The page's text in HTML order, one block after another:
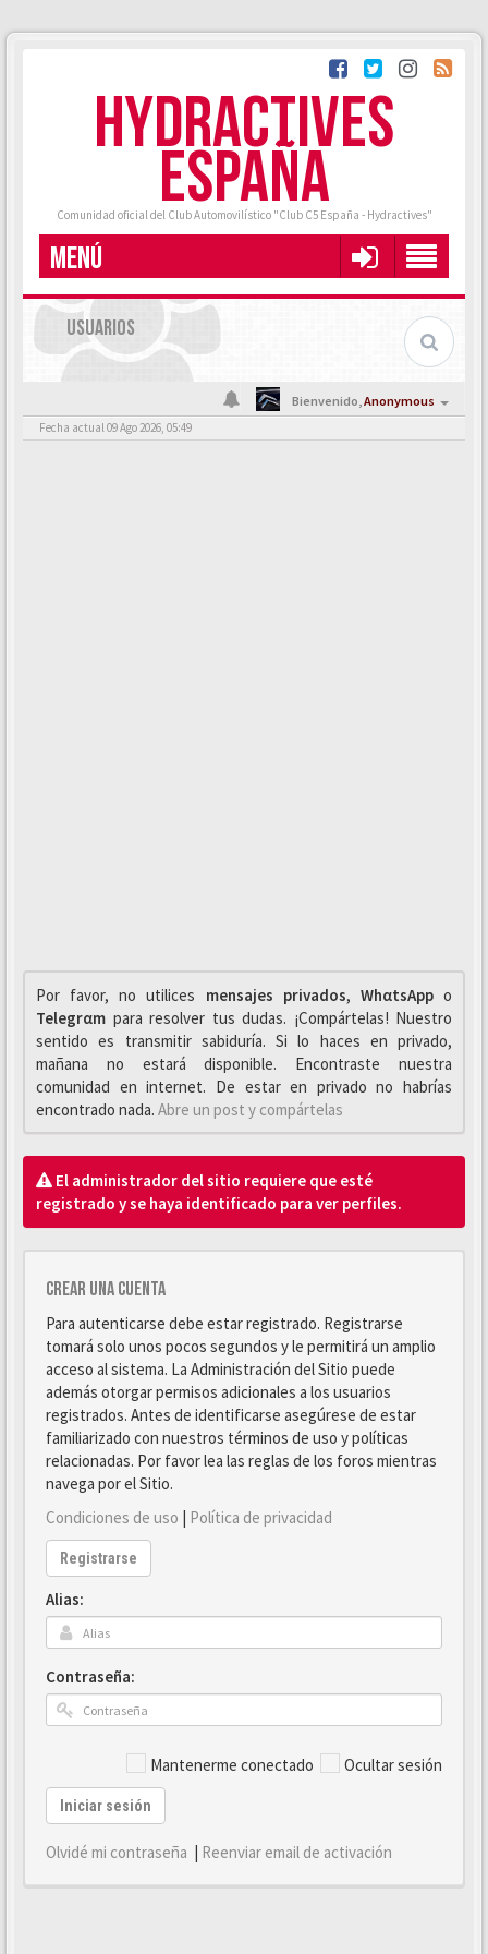
HYDRACTIVES
ESPAÑA
Comunidad oficial del Club Automovilístico "Club C5 España - Hydractives"
MENÚ
USUARIOS
Bienvenido,Anonymous
Fecha actual 09 Ago 2026, 05:49
Por favor, no utilices mensajes privados, WhαtsAppo
Telegrαm para resolver tus dudas. ¡Compártelas! Nuestro
sentido es transmitir sabiduría. Si lo haces en privado,
mañana no estará disponible. Encontraste nuestra
comunidad en internet. De estar en privado no habrías
encontrado nada. Abre un post y compártelas
El administrador del sitio requiere que esté
registrado y se haya identificado para ver perfiles.
Crear una cuenta
Para autenticarse debe estar registrado. Registrarse
tomará solo unos pocos segundos y le permitirá un amplio
acceso al sistema. La Administración del Sitio puede
además otorgar permisos adicionales a los usuarios
registrados. Antes de identificarse asegúrese de estar
familiarizado con nuestros términos de uso y políticas
relacionadas. Por favor lea las reglas de los foros mientras
navega por el Sitio.
Condiciones de uso | Política de privacidad
Registrarse
Alias:
Contraseña:
Mantenerme conectado Ocultar sesión
Iniciar sesión
Olvidé mi contraseña | Reenviar email de activación